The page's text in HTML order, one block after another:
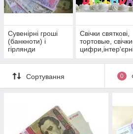
произведение.
Сувенірні гроші
(банкноти) і
гірлянди
Свічки святкові,
тортовые,
Сортування 0